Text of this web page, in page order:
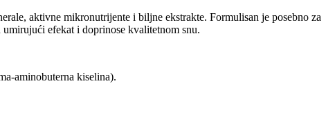
aktivne mikronutrijente i biljne ekstrakte. Formulisan je posebno za
efekat i doprinose kvalitetnom snu.
aminobuterna kiselina).